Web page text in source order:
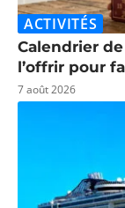
ACTIVITÉS
Calendrier
l’offrir pour
7 août 2026